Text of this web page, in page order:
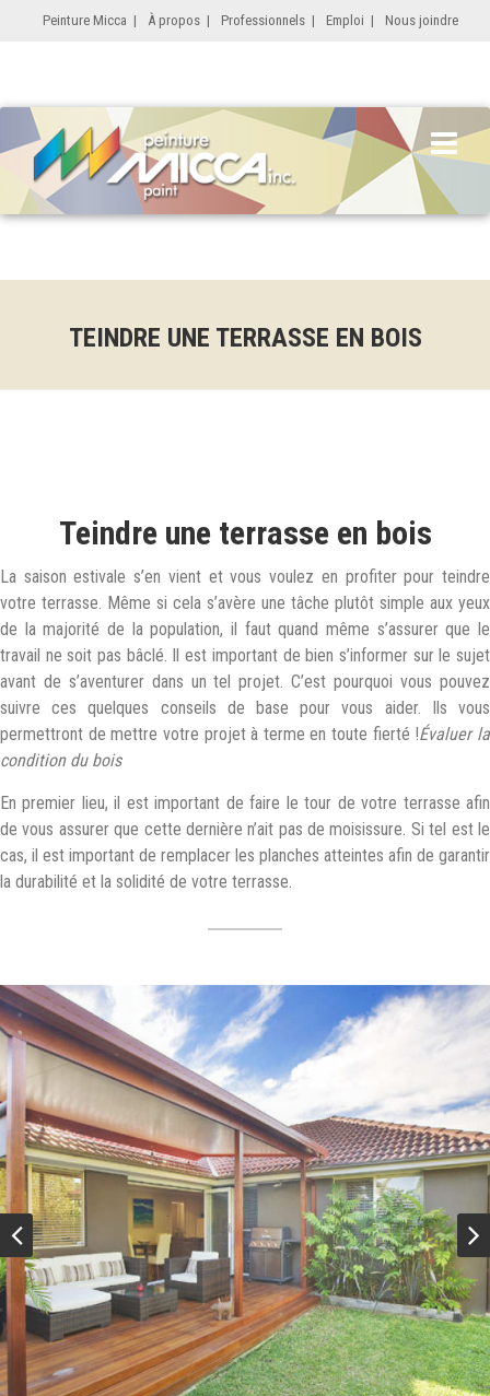
Peinture Micca | À propos | Professionnels | Emploi | Nous joindre
TEINDRE UNE TERRASSE EN BOIS
Teindre une terrasse en bois
La saison estivale s’en vient et vous voulez en profiter pour teindre
votre terrasse. Même si cela s’avère une tâche plutôt simple aux yeux
de la majorité de la population, il faut quand même s’assurer que le
travail ne soit pas bâclé. Il est important de bien s’informer sur le sujet
avant de s’aventurer dans un tel projet. C’est pourquoi vous pouvez
suivre ces quelques conseils de base pour vous aider. Ils vous
permettront de mettre votre projet à terme en toute fierté !Évaluer la
condition du bois
En premier lieu, il est important de faire le tour de votre terrasse afin
de vous assurer que cette dernière n’ait pas de moisissure. Si tel est le
cas, il est important de remplacer les planches atteintes afin de garantir
la durabilité et la solidité de votre terrasse.